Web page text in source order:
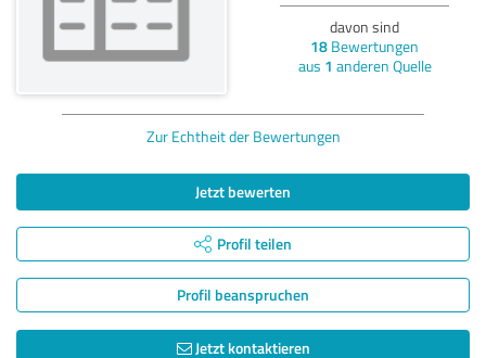
davon sind
18 Bewertungen
aus 1 anderen Quelle
Zur Echtheit der Bewertungen
Jetzt bewerten
Profil teilen
Profil beanspruchen
Jetzt kontaktieren